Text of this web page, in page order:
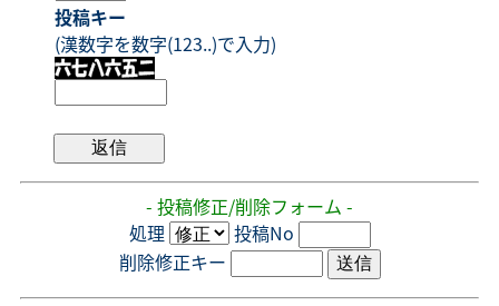
投稿キー
(漢数字を数字(123..)で入力)
- 投稿修正/削除フォーム -
処理
投稿No
削除修正キー